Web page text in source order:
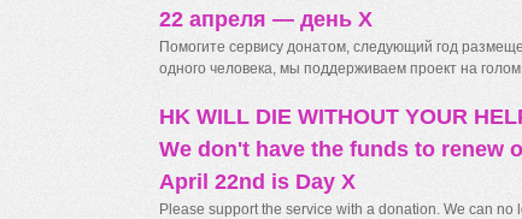
22 апреля — день X
Помогите сервису донатом, следующий год
одного человека, мы поддерживаем проект на
HK WILL DIE WITHOUT YOUR
We don't have the funds to renew
April 22nd is Day X
Please support the service with a donation. We can